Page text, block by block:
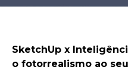
SketchUp x
o fotorrealismo ao